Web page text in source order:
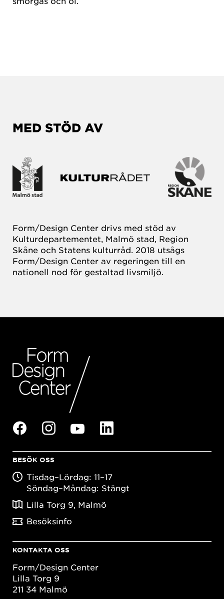
MED STÖD AV
Form/Design Center drivs med stöd av
Kulturdepartementet, Malmö stad, Region
Skåne och Statens kulturråd. 2018 utsågs
Form/Design Center av regeringen till en
nationell nod för gestaltad livsmiljö.
BESÖK OSS
Tisdag–Lördag: 11–17
Söndag–Måndag: Stängt
Lilla Torg 9, Malmö
Besöksinfo
KONTAKTA OSS
Form/Design Center
Lilla Torg 9
211 34 Malmö